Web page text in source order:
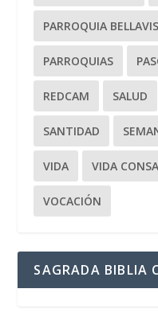
PARROQUIA
PARROQUIAS
REDCAM SALUD
SANTIDAD
VIDA VIDA
VOCACIÓN
SAGRADA BIBLIA